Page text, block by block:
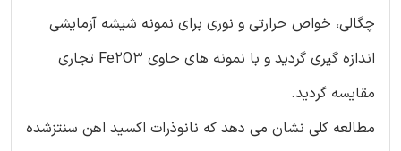
چگالی، خواص حرارتی و نوری برای نمونه شیشه آزمایشی
اندازه گیری گردید و با نمونه های حاوی Fe2O3 تجاری
مقایسه گردید.
مطالعه کلی نشان می دهد که نانوذرات اکسید اهن سنتزشده